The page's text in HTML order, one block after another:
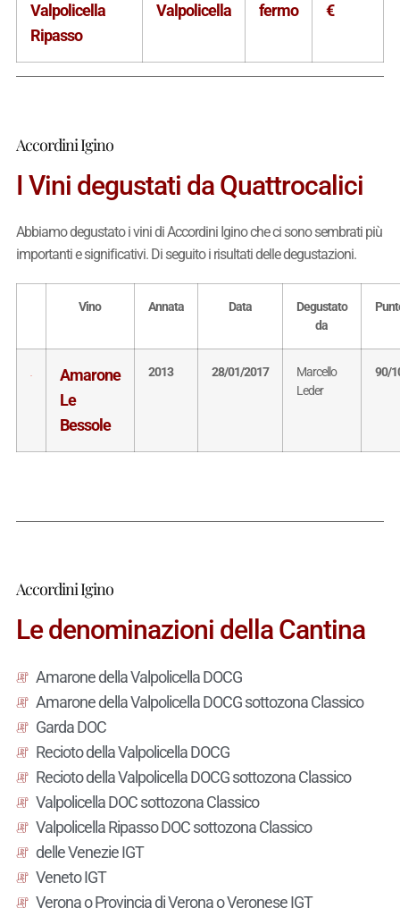
Valpolicella
Ripasso
Valpolicella fermo €
Accordini Igino
I Vini degustati da Quattrocalici
Abbiamo degustato i vini di Accordini Igino che ci sono sembrati più
importanti e significativi. Di seguito i risultati delle degustazioni.
Vino Annata Data
Degustato
da
Amarone
Le
Bessole
2013 28/01/2017
Marcello
Leder
90/
Accordini Igino
Le denominazioni della Cantina
Amarone della Valpolicella DOCG
Amarone della Valpolicella DOCG sottozona Classico
Garda DOC
Recioto della Valpolicella DOCG
Recioto della Valpolicella DOCG sottozona Classico
Valpolicella DOC sottozona Classico
Valpolicella Ripasso DOC sottozona Classico
delle Venezie IGT
Veneto IGT
Verona o Provincia di Verona o Veronese IGT